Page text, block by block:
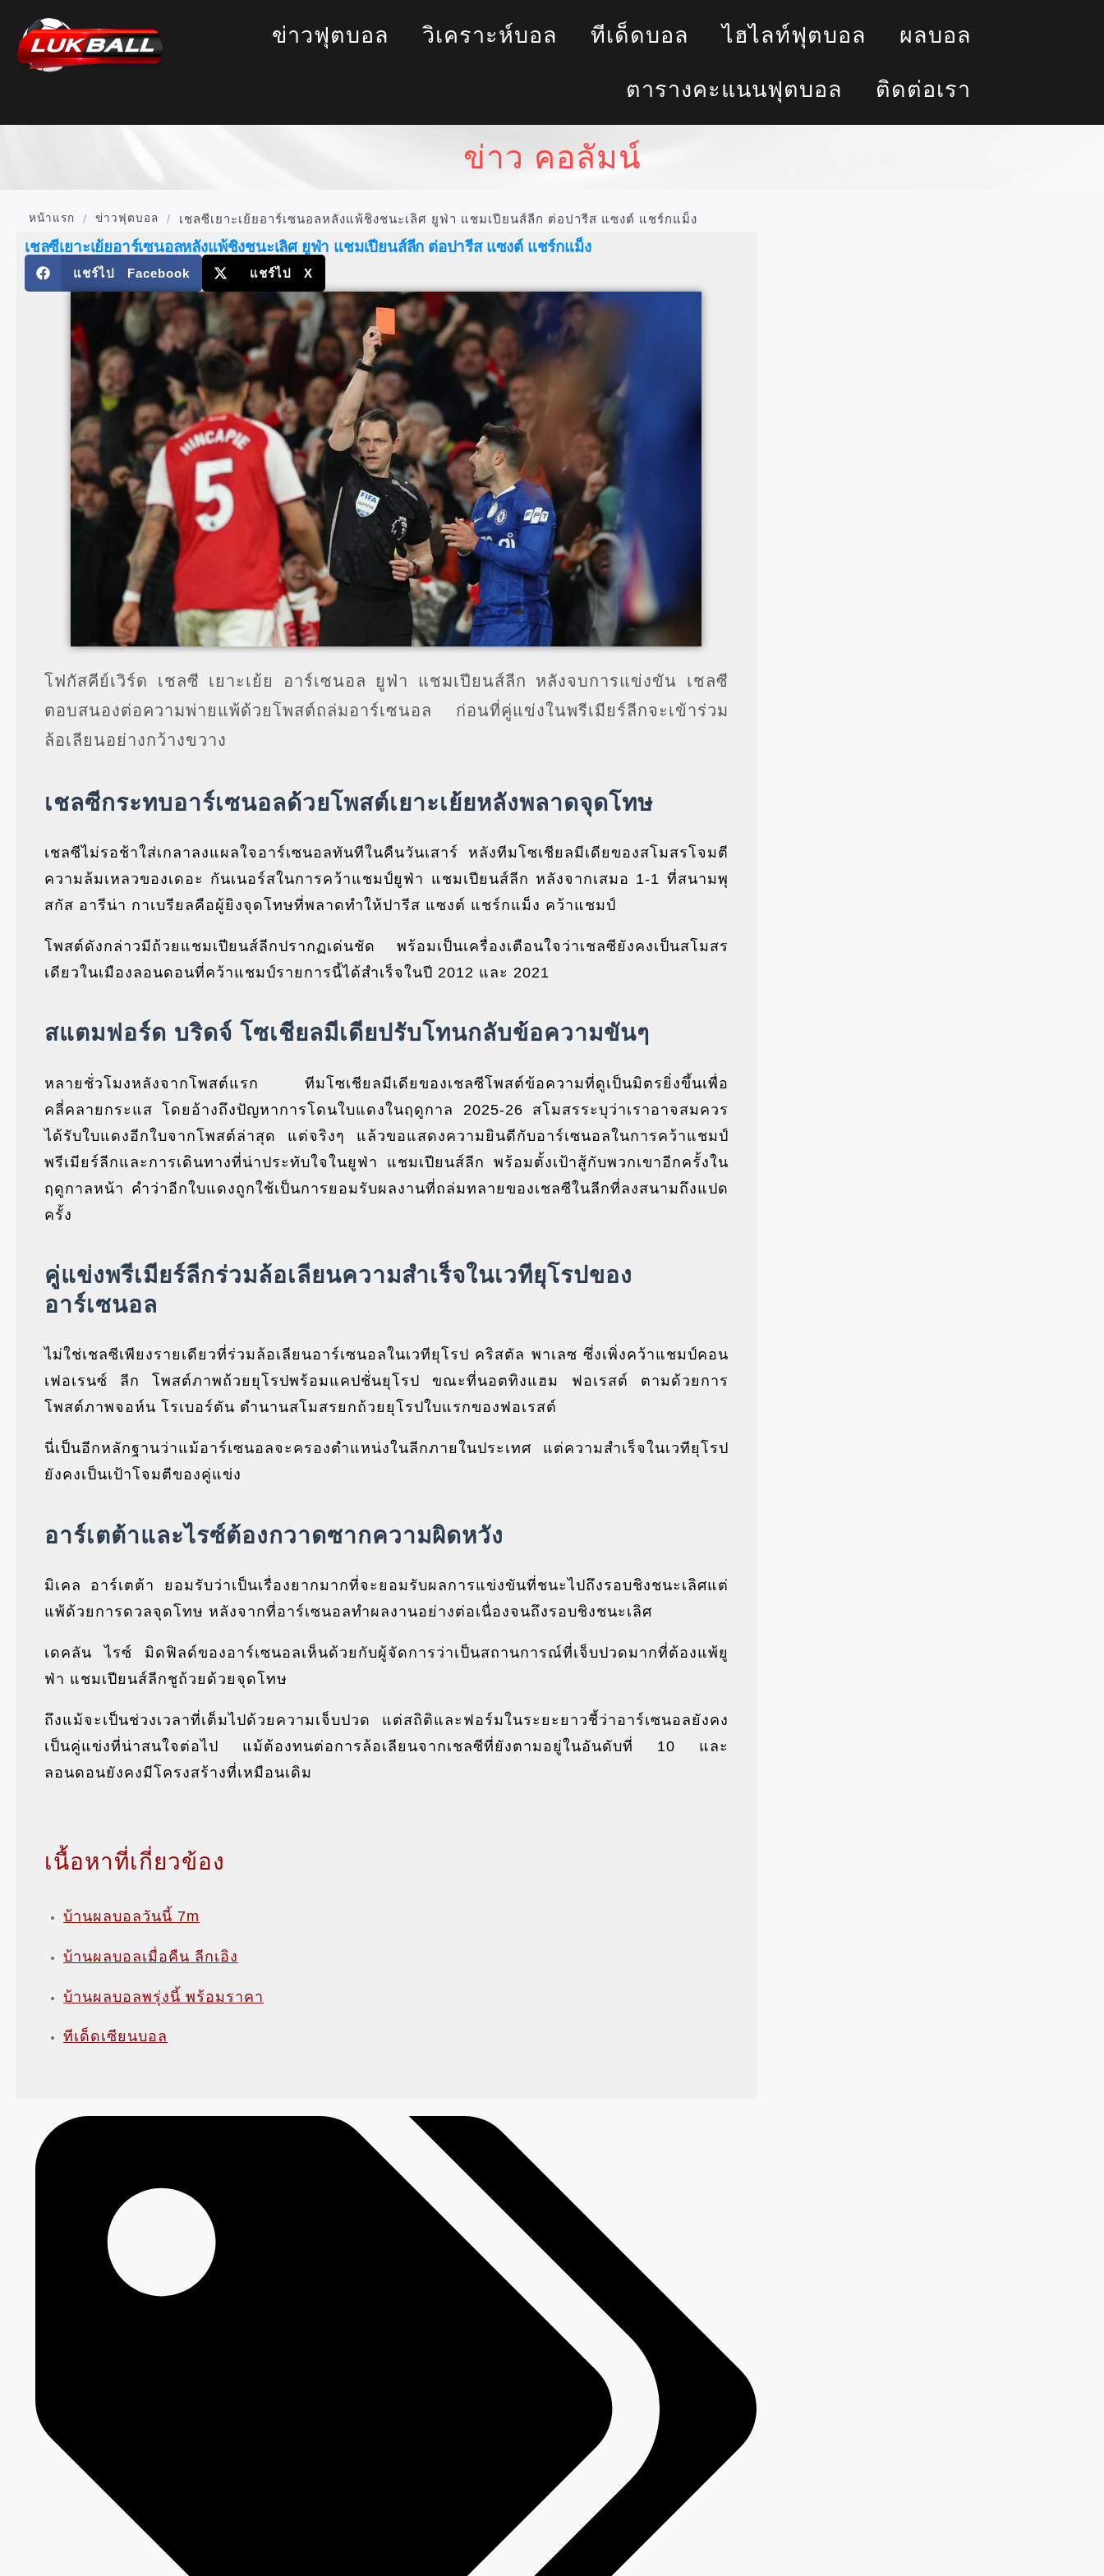
ข่าวฟุตบอล วิเคราะห์บอล ทีเด็ดบอล ไฮไลท์ฟุตบอล ผลบอล
ตารางคะแนนฟุตบอล ติดต่อเรา
ข่าว คอลัมน์
หน้าแรก / ข่าวฟุตบอล / เชลซีเยาะเย้ยอาร์เซนอลหลังแพ้ชิงชนะเลิศ ยูฟ่า แชมเปียนส์ลีก ต่อปารีส แซงต์ แชร์กแม็ง
เชลซีเยาะเย้ยอาร์เซนอลหลังแพ้ชิงชนะเลิศ ยูฟ่า แชมเปียนส์ลีก ต่อปารีส แซงต์ แชร์กแม็ง
แชร์ไป Facebook แชร์ไป X
โฟกัสคีย์เวิร์ด เชลซี เยาะเย้ย อาร์เซนอล ยูฟ่า แชมเปียนส์ลีก หลังจบการแข่งขัน เชลซี
ตอบสนองต่อความพ่ายแพ้ด้วยโพสต์ถล่มอาร์เซนอล ก่อนที่คู่แข่งในพรีเมียร์ลีกจะเข้าร่วม
ล้อเลียนอย่างกว้างขวาง
เชลซีกระทบอาร์เซนอลด้วยโพสต์เยาะเย้ยหลังพลาดจุดโทษ
เชลซีไม่รอช้าใส่เกลาลงแผลใจอาร์เซนอลทันทีในคืนวันเสาร์ หลังทีมโซเชียลมีเดียของสโมสรโจมตี
ความล้มเหลวของเดอะ กันเนอร์สในการคว้าแชมป์ยูฟ่า แชมเปียนส์ลีก หลังจากเสมอ 1-1 ที่สนามพุ
สกัส อารีน่า กาเบรียลคือผู้ยิงจุดโทษที่พลาดทำให้ปารีส แซงต์ แชร์กแม็ง คว้าแชมป์
โพสต์ดังกล่าวมีถ้วยแชมเปียนส์ลีกปรากฏเด่นชัด พร้อมเป็นเครื่องเตือนใจว่าเชลซียังคงเป็นสโมสร
เดียวในเมืองลอนดอนที่คว้าแชมป์รายการนี้ได้สำเร็จในปี 2012 และ 2021
สแตมฟอร์ด บริดจ์ โซเชียลมีเดียปรับโทนกลับข้อความขันๆ
หลายชั่วโมงหลังจากโพสต์แรก ทีมโซเชียลมีเดียของเชลซีโพสต์ข้อความที่ดูเป็นมิตรยิ่งขึ้นเพื่อ
คลี่คลายกระแส โดยอ้างถึงปัญหาการโดนใบแดงในฤดูกาล 2025-26 สโมสรระบุว่าเราอาจสมควร
ได้รับใบแดงอีกใบจากโพสต์ล่าสุด แต่จริงๆ แล้วขอแสดงความยินดีกับอาร์เซนอลในการคว้าแชมป์
พรีเมียร์ลีกและการเดินทางที่น่าประทับใจในยูฟ่า แชมเปียนส์ลีก พร้อมตั้งเป้าสู้กับพวกเขาอีกครั้งใน
ฤดูกาลหน้า คำว่าอีกใบแดงถูกใช้เป็นการยอมรับผลงานที่ถล่มทลายของเชลซีในลีกที่ลงสนามถึงแปด
ครั้ง
คู่แข่งพรีเมียร์ลีกร่วมล้อเลียนความสำเร็จในเวทียุโรปของ
อาร์เซนอล
ไม่ใช่เชลซีเพียงรายเดียวที่ร่วมล้อเลียนอาร์เซนอลในเวทียุโรป คริสตัล พาเลซ ซึ่งเพิ่งคว้าแชมป์คอน
เฟอเรนซ์ ลีก โพสต์ภาพถ้วยยุโรปพร้อมแคปชั่นยุโรป ขณะที่นอตทิงแฮม ฟอเรสต์ ตามด้วยการ
โพสต์ภาพจอห์น โรเบอร์ตัน ตำนานสโมสรยกถ้วยยุโรปใบแรกของฟอเรสต์
นี่เป็นอีกหลักฐานว่าแม้อาร์เซนอลจะครองตำแหน่งในลีกภายในประเทศ แต่ความสำเร็จในเวทียุโรป
ยังคงเป็นเป้าโจมตีของคู่แข่ง
อาร์เตต้าและไรซ์ต้องกวาดซากความผิดหวัง
มิเคล อาร์เตต้า ยอมรับว่าเป็นเรื่องยากมากที่จะยอมรับผลการแข่งขันที่ชนะไปถึงรอบชิงชนะเลิศแต่
แพ้ด้วยการดวลจุดโทษ หลังจากที่อาร์เซนอลทำผลงานอย่างต่อเนื่องจนถึงรอบชิงชนะเลิศ
เดคลัน ไรซ์ มิดฟิลด์ของอาร์เซนอลเห็นด้วยกับผู้จัดการว่าเป็นสถานการณ์ที่เจ็บปวดมากที่ต้องแพ้ยู
ฟ่า แชมเปียนส์ลีกชูถ้วยด้วยจุดโทษ
ถึงแม้จะเป็นช่วงเวลาที่เต็มไปด้วยความเจ็บปวด แต่สถิติและฟอร์มในระยะยาวชี้ว่าอาร์เซนอลยังคง
เป็นคู่แข่งที่น่าสนใจต่อไป แม้ต้องทนต่อการล้อเลียนจากเชลซีที่ยังตามอยู่ในอันดับที่ 10 และ
ลอนดอนยังคงมีโครงสร้างที่เหมือนเดิม
เนื้อหาที่เกี่ยวข้อง
บ้านผลบอลวันนี้ 7m
บ้านผลบอลเมื่อคืน ลีกเอิง
บ้านผลบอลพรุ่งนี้ พร้อมราคา
ทีเด็ดเซียนบอล